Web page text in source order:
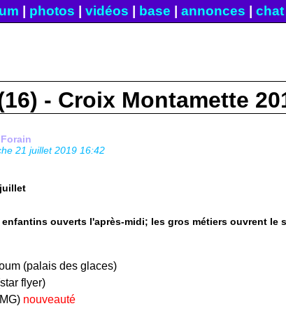
photos vidéos base annonces chat|
- Croix Montamette
21 juillet 2019 16:42
ouverts l'après-midi; les gros métiers ouvrent le
(palais des glaces)
flyer)
nouveauté